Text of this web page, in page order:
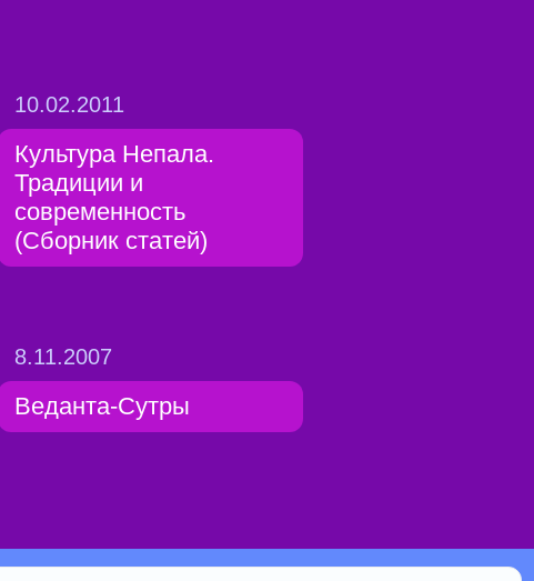
10.02.2011
Культура Непала.
Традиции и
современность
(Сборник статей)
8.11.2007
Веданта-Сутры